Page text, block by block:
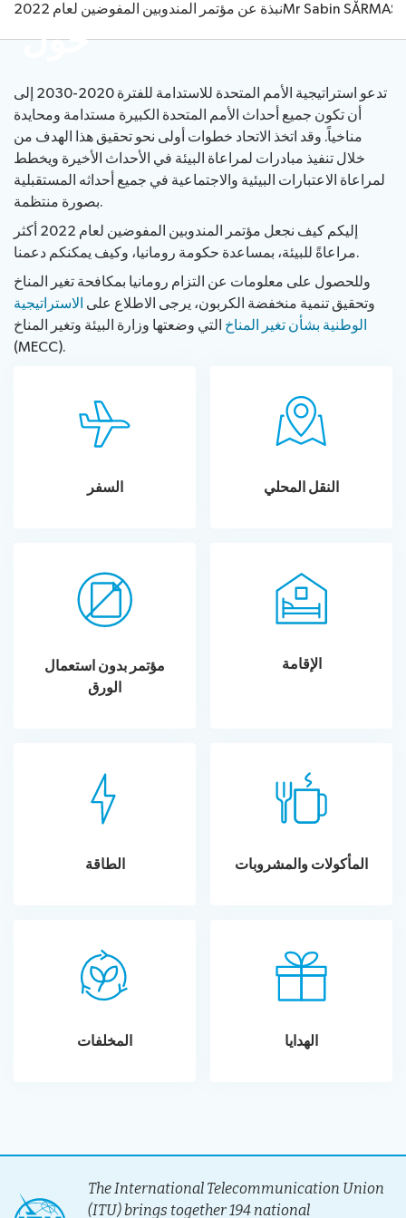
مؤتمر
المفوضين
لعام
2022
الأعمال
التحضيرية
التواريخ
الرئيسية
والمواعيد
النهائية
أوراق
الاعتماد
جدول
أعمال
الاجتماعية
Side
Events
Webcast
and
captioning
الوثائق
تقديم
المقترحات
أدوات
تكنولوجيا
المعلومات
المتاحة
للمندوبين
المبادئ
التوجيهية
طلب
حجز
الوقت
الانتخابات
Elections
results
المرشحون
إجراءات
الانتخاب
مركز الأخبار
نبذة عن الاتحاد الدولي للاتصالات (ITU)
قطاع الاتصالات الراديوية (ITU-R)
قطاع تقييس الاتصالات بالاتحاد الدولي للاتصالات
حول
نبذة عن مؤتمر المندوبين المفوضين لعام 2022Mr Sabin
تدعو استراتيجية الأمم المتحدة للاستدامة للفترة 2020-2030 إلى
أن تكون جميع أحداث الأمم المتحدة الكبيرة مستدامة ومحايدة
مناخياً. وقد اتخذ الاتحاد خطوات أولى نحو تحقيق هذا الهدف من
خلال تنفيذ مبادرات لمراعاة البيئة في الأحداث الأخيرة ويخطط
لمراعاة الاعتبارات البيئية والاجتماعية في جميع أحداثه المستقبلية
بصورة منتظمة.
إليكم كيف نجعل مؤتمر المندوبين المفوضين لعام 2022 أكثر
مراعاةً للبيئة، بمساعدة حكومة رومانيا، وكيف يمكنكم دعمنا.
وللحصول على معلومات عن التزام رومانيا بمكافحة تغير المناخ
وتحقيق تنمية منخفضة الكربون، يرجى الاطلاع على الاستراتيجية
الوطنية بشأن تغير المناخ التي وضعتها وزارة البيئة وتغير المناخ
(MECC).
السفر النقل المحلي
مؤتمر بدون استعمال
الورق
الإقامة
الطاقة المأكولات والمشروبات
المخلفات الهدايا
The International Telecommunication Union
(ITU) brings together 194 national